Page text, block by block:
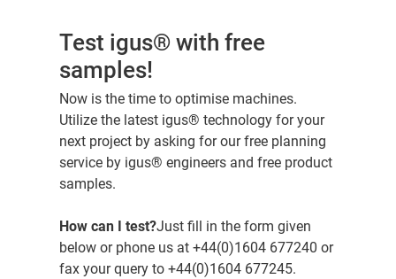
Test igus® with free
samples!
Now is the time to optimise machines.
Utilize the latest igus® technology for your
next project by asking for our free planning
service by igus® engineers and free product
samples.
How can I test?Just fill in the form given
below or phone us at +44(0)1604 677240 or
fax your query to +44(0)1604 677245.